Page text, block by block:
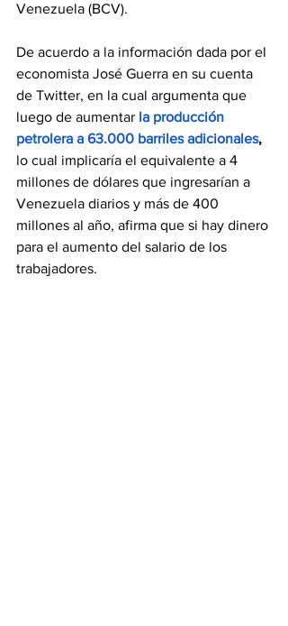
Venezuela (BCV).
De acuerdo a la información dada por el
economista José Guerra en su cuenta
de Twitter, en la cual argumenta que
luego de aumentar la producción
petrolera a 63.000 barriles adicionales,
lo cual implicaría el equivalente a 4
millones de dólares que ingresarían a
Venezuela diarios y más de 400
millones al año, afirma que si hay dinero
para el aumento del salario de los
trabajadores.